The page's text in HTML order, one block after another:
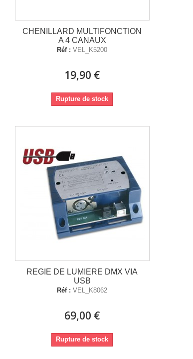
CHENILLARD MULTIFONCTION
A 4 CANAUX
Réf : VEL_K5200
19,90 €
Rupture de stock
REGIE DE LUMIERE DMX VIA
USB
Réf : VEL_K8062
69,00 €
Rupture de stock